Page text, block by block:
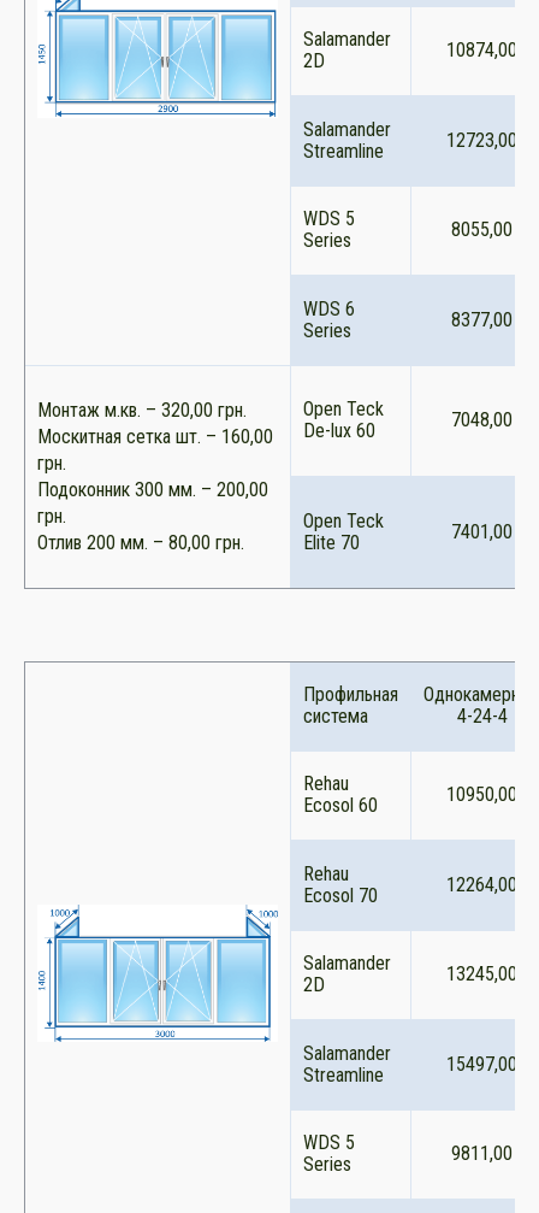
Salamander
2D
10874,00
Salamander
Streamline
12723,00
WDS 5
Series
8055,00
WDS 6
Series
8377,00
Монтаж м.кв. – 320,00 грн.
Москитная сетка шт. – 160,00
грн.
Подоконник 300 мм. – 200,00
грн.
Отлив 200 мм. – 80,00 грн.
Open Teck
De-lux 60
7048,00
Open Teck
Elite 70
7401,00
Профильная
система
Однокамерный
4-24-4
Rehau
Ecosol 60
10950,00
Rehau
Ecosol 70
12264,00
Salamander
2D
13245,00
Salamander
Streamline
15497,00
WDS 5
Series
9811,00